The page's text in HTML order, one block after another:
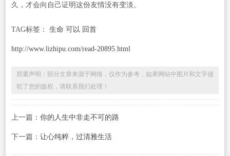
久，才会向自己证明这份友情没有变淡。
TAG标签： 生命 可以 回首
http://www.lizhipu.com/read-20895.html
郑重声明：部分文章来源于网络，仅作为参考，如果网站中图片和文字侵
犯了您的版权，请联系我们处理！
上一篇： 你的人生中非走不可的路
下一篇： 让心纯粹，过清雅生活